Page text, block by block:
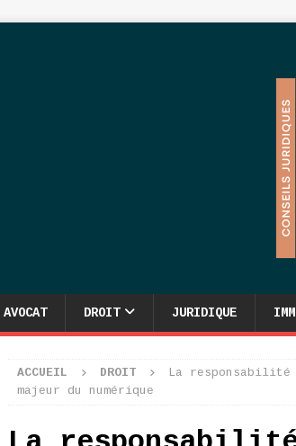
AVOCAT DROIT JURIDIQUE
ACCUEIL DROIT
La
majeur du numérique